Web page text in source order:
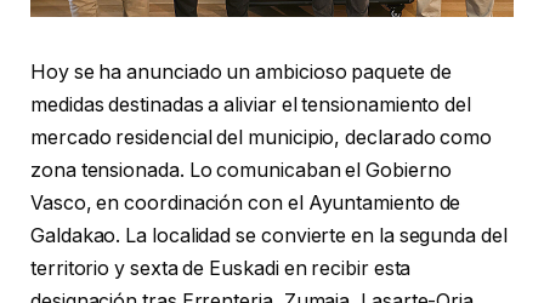
Hoy se ha anunciado un ambicioso paquete de
medidas destinadas a aliviar el tensionamiento del
mercado residencial del municipio, declarado como
zona tensionada. Lo comunicaban el Gobierno
Vasco, en coordinación con el Ayuntamiento de
Galdakao. La localidad se convierte en la segunda del
territorio y sexta de Euskadi en recibir esta